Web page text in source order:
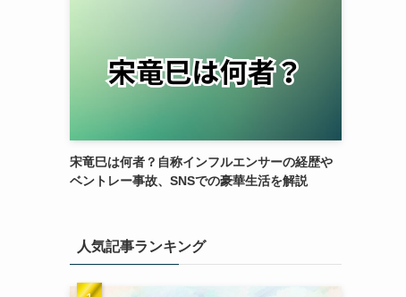
宋竜巳は何者？自称インフルエンサーの経歴や
ベントレー事故、SNSでの豪華生活を解説
人気記事ランキング